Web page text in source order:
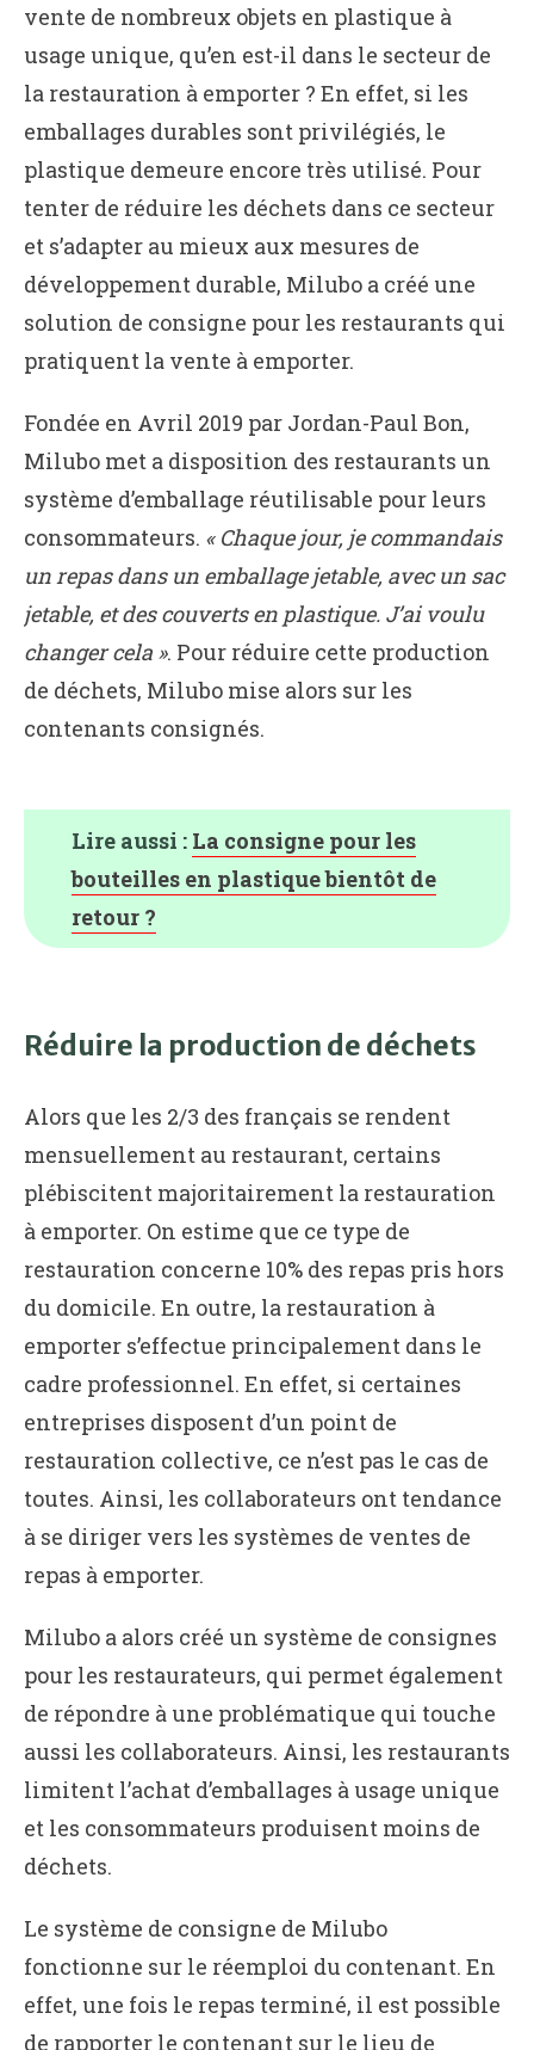
vente de nombreux objets en plastique à
usage unique, qu’en est-il dans le secteur de
la restauration à emporter ? En effet, si les
emballages durables sont privilégiés, le
plastique demeure encore très utilisé. Pour
tenter de réduire les déchets dans ce secteur
et s’adapter au mieux aux mesures de
développement durable, Milubo a créé une
solution de consigne pour les restaurants qui
pratiquent la vente à emporter.
Fondée en Avril 2019 par Jordan-Paul Bon,
Milubo met a disposition des restaurants un
système d’emballage réutilisable pour leurs
consommateurs. « Chaque jour, je commandais
un repas dans un emballage jetable, avec un sac
jetable, et des couverts en plastique. J’ai voulu
changer cela ». Pour réduire cette production
de déchets, Milubo mise alors sur les
contenants consignés.
Lire aussi : La consigne pour les
bouteilles en plastique bientôt de
retour ?
Réduire la production de déchets
Alors que les 2/3 des français se rendent
mensuellement au restaurant, certains
plébiscitent majoritairement la restauration
à emporter. On estime que ce type de
restauration concerne 10% des repas pris hors
du domicile. En outre, la restauration à
emporter s’effectue principalement dans le
cadre professionnel. En effet, si certaines
entreprises disposent d’un point de
restauration collective, ce n’est pas le cas de
toutes. Ainsi, les collaborateurs ont tendance
à se diriger vers les systèmes de ventes de
repas à emporter.
Milubo a alors créé un système de consignes
pour les restaurateurs, qui permet également
de répondre à une problématique qui touche
aussi les collaborateurs. Ainsi, les restaurants
limitent l’achat d’emballages à usage unique
et les consommateurs produisent moins de
déchets.
Le système de consigne de Milubo
fonctionne sur le réemploi du contenant. En
effet, une fois le repas terminé, il est possible
de rapporter le contenant sur le lieu de